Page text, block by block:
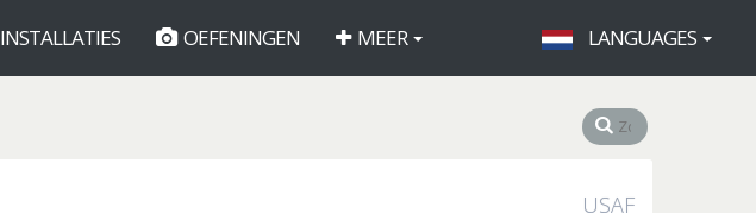
INSTALLATIES OEFENINGEN MEER LANGUAGES
USAF